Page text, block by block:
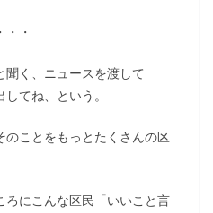
・
聞く、ニュースを渡して
てね、という。
のことをもっとたくさんの区
にこんな区民「いいこと言